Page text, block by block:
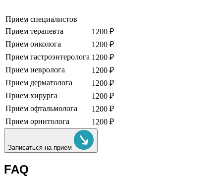
Прием специалистов
Прием терапевта
1200 ₽
Прием онколога
1200 ₽
Прием гастроэнтеролога 1200 ₽
Прием невролога
1200 ₽
Прием дерматолога
1200 ₽
Прием хирурга
1200 ₽
Прием офтальмолога
1200 ₽
Прием орнитолога
1200 ₽
Записаться на прием
FAQ